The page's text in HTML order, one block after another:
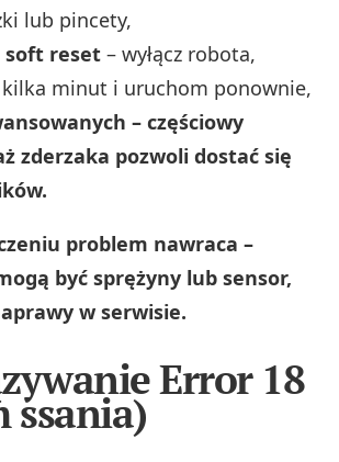
lub pincety,
soft reset – wyłącz robota,
kilka minut i uruchom ponownie,
– częściowy
zderzaka pozwoli dostać się
problem nawraca –
być sprężyny lub sensor,
w serwisie.
Error 18
ssania)